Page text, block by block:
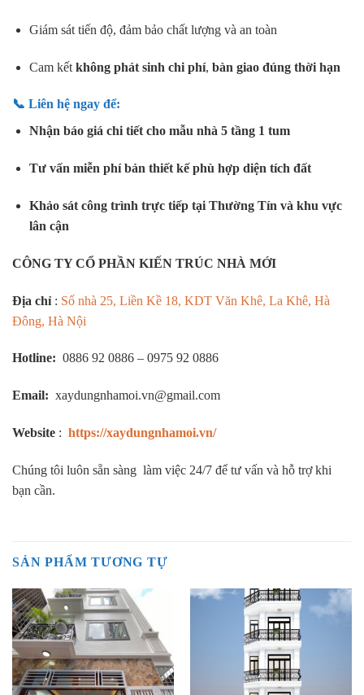
Giám sát tiến độ, đảm bảo chất lượng và an toàn
Cam kết không phát sinh chi phí, bàn giao đúng thời hạn
📞 Liên hệ ngay để:
Nhận báo giá chi tiết cho mẫu nhà 5 tầng 1 tum
Tư vấn miễn phí bản thiết kế phù hợp diện tích đất
Khảo sát công trình trực tiếp tại Thường Tín và khu vực
lân cận
CÔNG TY CỔ PHẦN KIẾN TRÚC NHÀ MỚI
Địa chỉ : Số nhà 25, Liền Kề 18, KDT Văn Khê, La Khê, Hà
Đông, Hà Nội
Hotline: 0886 92 0886 – 0975 92 0886
Email: xaydungnhamoi.vn@gmail.com
Website : https://xaydungnhamoi.vn/
Chúng tôi luôn sẵn sàng làm việc 24/7 để tư vấn và hỗ trợ khi
bạn cần.
SẢN PHẨM TƯƠNG TỰ